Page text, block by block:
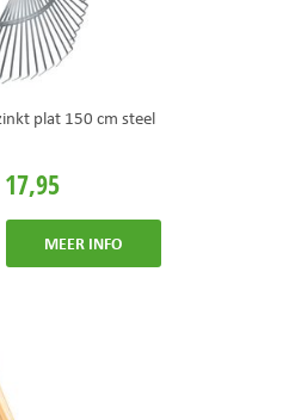
plat 150 cm steel
17,95
MEER INFO